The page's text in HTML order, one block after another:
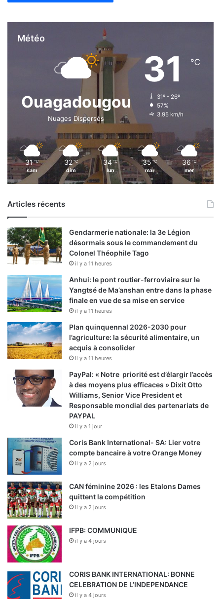
Météo
Ouagadougou
Nuages Dispersés
31 ℃
31º - 26º
57%
3.95 km/h
31 ℃
sam
32 ℃
dim
34 ℃
lun
35 ℃
mar
36 ℃
mer
Articles récents
Gendarmerie nationale: la 3e Légion
désormais sous le commandement du
Colonel Théophile Tago
il y a 11 heures
Anhui: le pont routier-ferroviaire sur le
Yangtsé de Ma’anshan entre dans la phase
finale en vue de sa mise en service
il y a 11 heures
Plan quinquennal 2026-2030 pour
l’agriculture: la sécurité alimentaire, un
acquis à consolider
il y a 11 heures
PayPal: « Notre priorité est d’élargir l’accès
à des moyens plus efficaces » Dixit Otto
Williams, Senior Vice President et
Responsable mondial des partenariats de
PAYPAL
il y a 1 jour
Coris Bank International- SA: Lier votre
compte bancaire à votre Orange Money
il y a 2 jours
CAN féminine 2026 : les Etalons Dames
quittent la compétition
il y a 2 jours
IFPB: COMMUNIQUE
il y a 4 jours
CORIS BANK INTERNATIONAL: BONNE
CELEBRATION DE L’INDEPENDANCE
il y a 4 jours